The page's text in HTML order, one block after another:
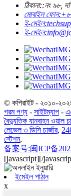
ঠিকানা::নং ৯৮,
মোবাইল ফোন:
ই-মেইল:
ই-মেইল:
© কপিরাইট - ২০১০-
গরম পণ্য - সাইটম্যাপ -
বৈদ্যুতিক যানবাহন ওয়াল
লেভেল ৩ ডিসি চার্জার,
স্টেশন,
备案号:闽ICP备
[javascript][/
ইমেইল পাঠান
x